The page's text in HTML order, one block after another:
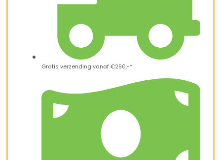
Gratis verzending vanaf €250,-*